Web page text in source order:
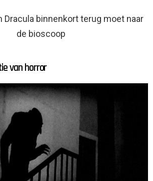
Dracula binnenkort terug moet naar
de bioscoop
van horror